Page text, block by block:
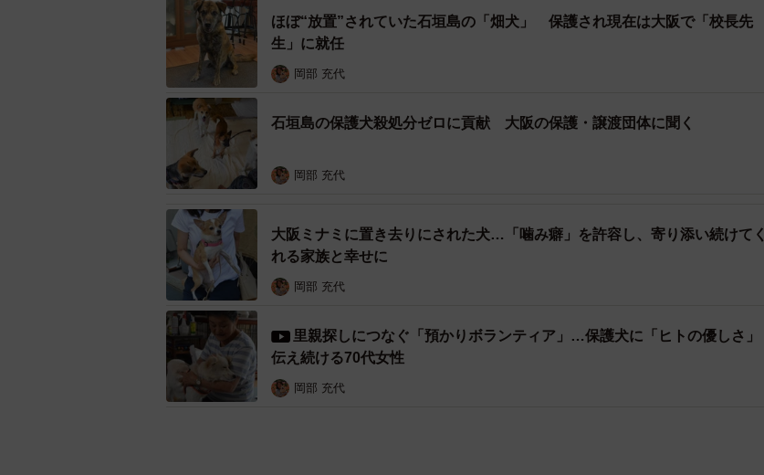
ほぼ“放置”されていた石垣島の「畑犬」 保護され現在は大阪で「校長先
生」に就任
岡部 充代
石垣島の保護犬殺処分ゼロに貢献 大阪の保護・譲渡団体に聞く
岡部 充代
大阪ミナミに置き去りにされた犬…「噛み癖」を許容し、寄り添い続けてく
れる家族と幸せに
岡部 充代
里親探しにつなぐ「預かりボランティア」…保護犬に「ヒトの優しさ」
伝え続ける70代女性
岡部 充代